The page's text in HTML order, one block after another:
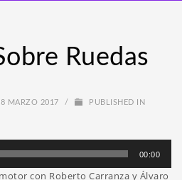
Ruedas
MARZO 2017 /
PUBLISHED IN
00:00
con Roberto Carranza y Álvaro